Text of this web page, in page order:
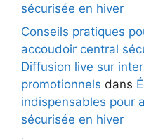
sécurisée en hiver
Conseils pratiques
accoudoir central
Diffusion live sur
promotionnels dans
indispensables pour
sécurisée en hiver